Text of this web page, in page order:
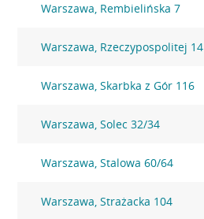
Warszawa, Rembielińska 7
Warszawa, Rzeczypospolitej 14
Warszawa, Skarbka z Gór 116
Warszawa, Solec 32/34
Warszawa, Stalowa 60/64
Warszawa, Strażacka 104